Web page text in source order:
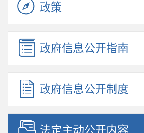
政策
政府信息公开指南
政府信息公开制度
法定主动公开内容